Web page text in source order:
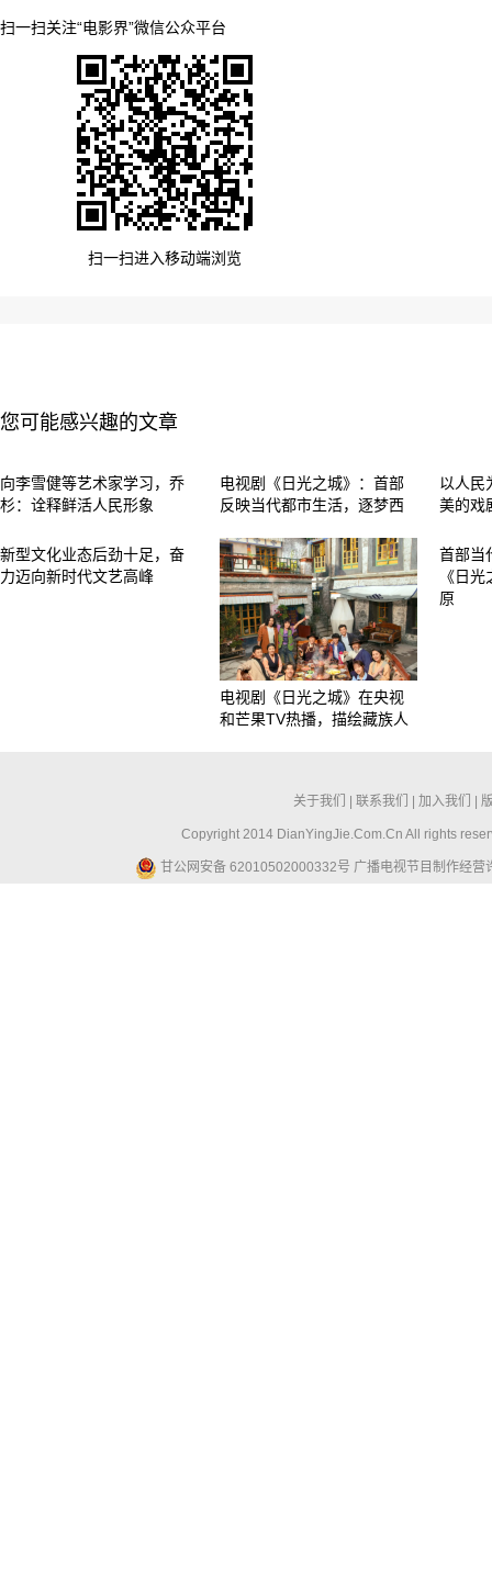
扫一扫关注“电影界”微信公众平台
扫一扫进入移动端浏览
您可能感兴趣的文章
向李雪健等艺术家学习，乔
杉：诠释鲜活人民形象
电视剧《日光之城》：首部
反映当代都市生活，逐梦西
以人民
美的戏
新型文化业态后劲十足，奋
力迈向新时代文艺高峰
电视剧《日光之城》在央视
和芒果TV热播，描绘藏族人
首部当
《日
原
关于我们 联系我们 加入我们
Copyright 2014 DianYingJie.Com.Cn All rights
甘公网安备 62010502000332号 广播电视节目制作经